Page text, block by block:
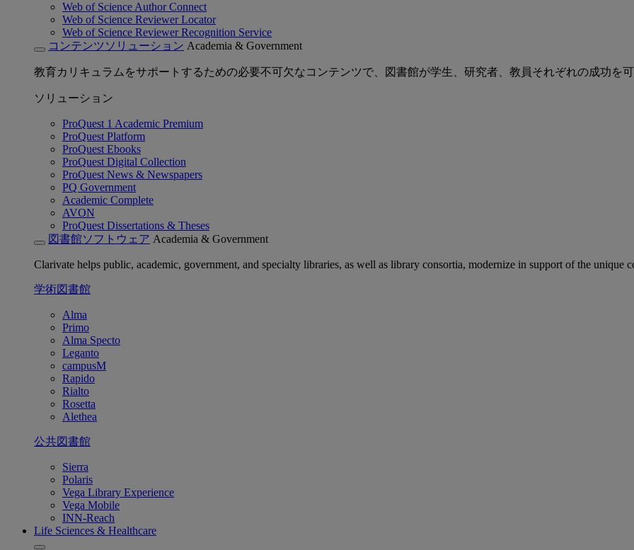
Web of Science Author Connect
Web of Science Reviewer Locator
Web of Science Reviewer Recognition Service
コンテンツソリューション Academia & Government
教育カリキュラムをサポートするための必要不可欠なコンテンツで、図書館が学生、研究者、教員それぞれの成功を
ソリューション
ProQuest 1 Academic Premium
ProQuest Platform
ProQuest Ebooks
ProQuest Digital Collection
ProQuest News & Newspapers
PQ Government
Academic Complete
AVON
ProQuest Dissertations & Theses
図書館ソフトウェア Academia & Government
Clarivate helps public, academic, government, and specialty libraries, as well as library consortia, modernize in support of the unique
学術図書館
Alma
Primo
Alma Specto
Leganto
campusM
Rapido
Rialto
Rosetta
Alethea
公共図書館
Sierra
Polaris
Vega Library Experience
Vega Mobile
INN-Reach
Life Sciences & Healthcare